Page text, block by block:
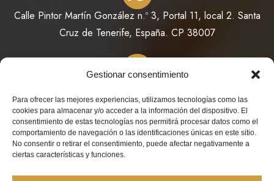
Gestionar consentimiento
Para ofrecer las mejores experiencias, utilizamos tecnologías como las
cookies para almacenar y/o acceder a la información del dispositivo. El
consentimiento de estas tecnologías nos permitirá procesar datos como el
comportamiento de navegación o las identificaciones únicas en este sitio.
No consentir o retirar el consentimiento, puede afectar negativamente a
ciertas características y funciones.
Calle Pintor Martín González n.º 3, Portal 11, local 2. Santa
Cruz de Tenerife, España. CP 38007
info@perfumesdeoriente.es